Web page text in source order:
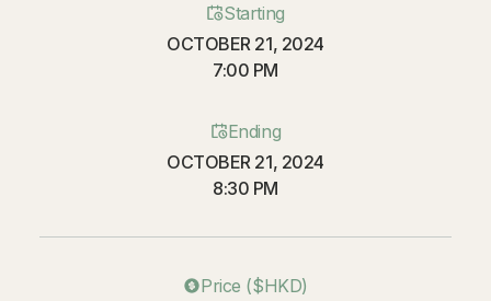
Starting
OCTOBER 21, 2024
7:00 PM
Ending
OCTOBER 21, 2024
8:30 PM
Price ($HKD)